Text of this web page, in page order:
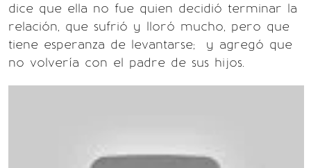
dice que ella no fue quien decidió terminar la
relación, que sufrió y lloró mucho, pero que
tiene esperanza de levantarse; y agregó que
no volvería con el padre de sus hijos.